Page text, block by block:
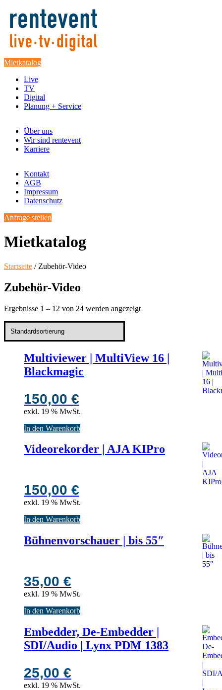
Mietkatalog
Live
TV
Digital
Planung + Service
Über uns
Wir sind rentevent
Karriere
Kontakt
AGB
Impressum
Datenschutz
Anfrage stellen
Mietkatalog
Startseite / Zubehör-Video
Zubehör-Video
Ergebnisse 1 – 12 von 24 werden angezeigt
Multiviewer | MultiView 16 |
Blackmagic
150,00 €
exkl. 19 % MwSt.
In den Warenkorb
Videorekorder | AJA KIPro
150,00 €
exkl. 19 % MwSt.
In den Warenkorb
Bühnenvorschauer | bis 55″
35,00 €
exkl. 19 % MwSt.
In den Warenkorb
Embedder, De-Embedder |
SDI/Audio | Lynx PDM 1383
25,00 €
exkl. 19 % MwSt.